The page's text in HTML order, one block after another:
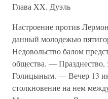
Глава XX. Дуэль
Настроение против
данный молодежью
Недовольство балом
общества. — Празднество,
Голицыным. — Вечер 13
столкновение на нем